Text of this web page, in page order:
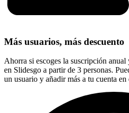
Más usuarios, más descuento
Ahorra si escoges la suscripción anual
en Slidesgo a partir de 3 personas.
un usuario y añadir más a tu cuenta